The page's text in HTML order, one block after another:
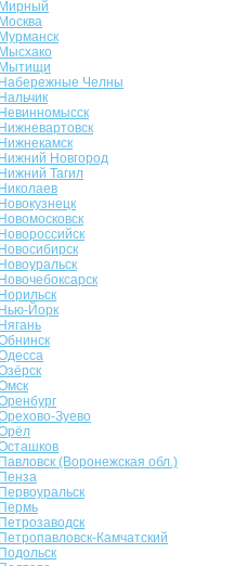
Мирный
Москва
Мурманск
Мысхако
Мытищи
Набережные Челны
Нальчик
Невинномысск
Нижневартовск
Нижнекамск
Нижний Новгород
Нижний Тагил
Николаев
Новокузнецк
Новомосковск
Новороссийск
Новосибирск
Новоуральск
Новочебоксарск
Норильск
Нью-Йорк
Нягань
Зуево
Павловск (Воронежская обл.)
Пенза
Первоуральск
Пермь
Петрозаводск
Петропавловск-Камчатский
Подольск